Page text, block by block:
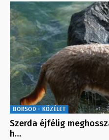
BORSOD - KÖZÉLET
Szerda éjfélig
h…